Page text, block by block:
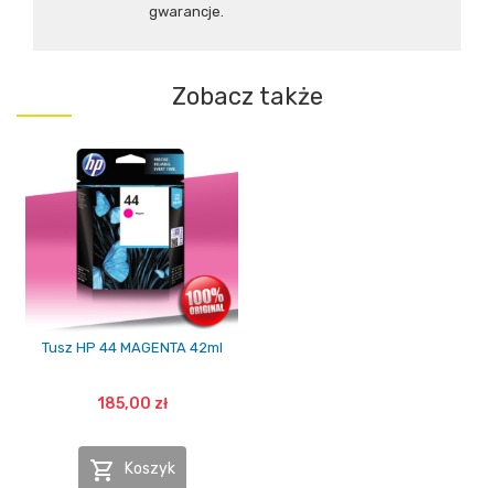
gwarancje.
Zobacz także
Tusz HP 44 MAGENTA 42ml
185,00 zł
 Koszyk